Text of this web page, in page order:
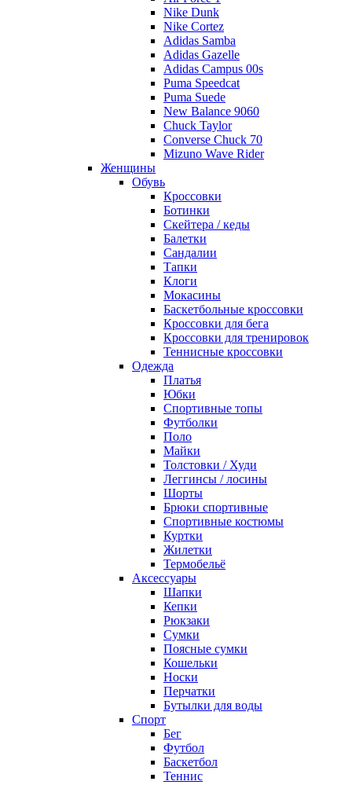
Nike Dunk
Nike Cortez
Adidas Samba
Adidas Gazelle
Adidas Campus 00s
Puma Speedcat
Puma Suede
New Balance 9060
Chuck Taylor
Converse Chuck 70
Mizuno Wave Rider
Женщины
Обувь
Кроссовки
Ботинки
Скейтера / кеды
Балетки
Сандалии
Тапки
Клоги
Мокасины
Баскетбольные кроссовки
Кроссовки для бега
Кроссовки для тренировок
Теннисные кроссовки
Одежда
Платья
Юбки
Спортивные топы
Футболки
Поло
Майки
Толстовки / Худи
Леггинсы / лосины
Шорты
Брюки спортивные
Спортивные костюмы
Куртки
Жилетки
Термобельё
Аксессуары
Шапки
Кепки
Рюкзаки
Сумки
Поясные сумки
Кошельки
Носки
Перчатки
Бутылки для воды
Спорт
Бег
Футбол
Баскетбол
Теннис